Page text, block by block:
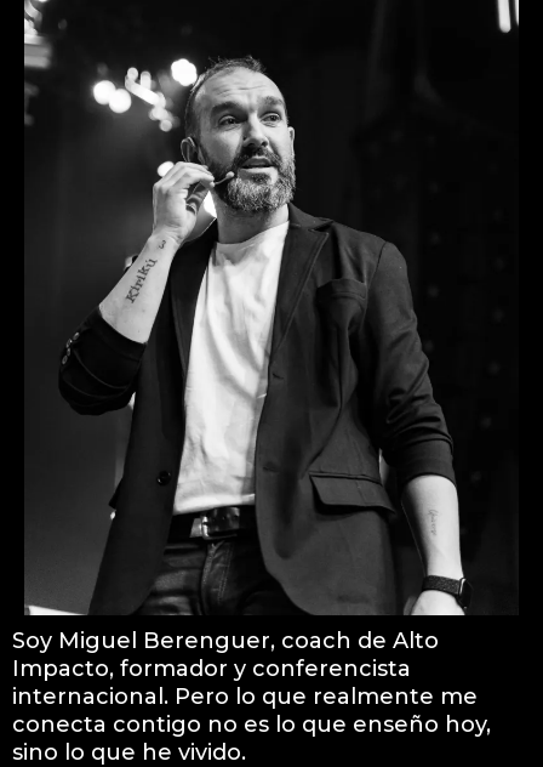
Soy Miguel Berenguer, coach de Alto
Impacto, formador y conferencista
internacional. Pero lo que realmente me
conecta contigo no es lo que enseño hoy,
sino lo que he vivido.